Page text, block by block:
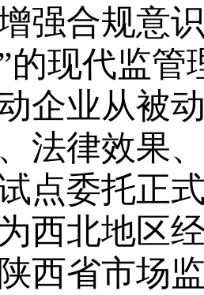
强合规意
的现代监
企业从被
法律效果
委托正式
西北地区
西省市场